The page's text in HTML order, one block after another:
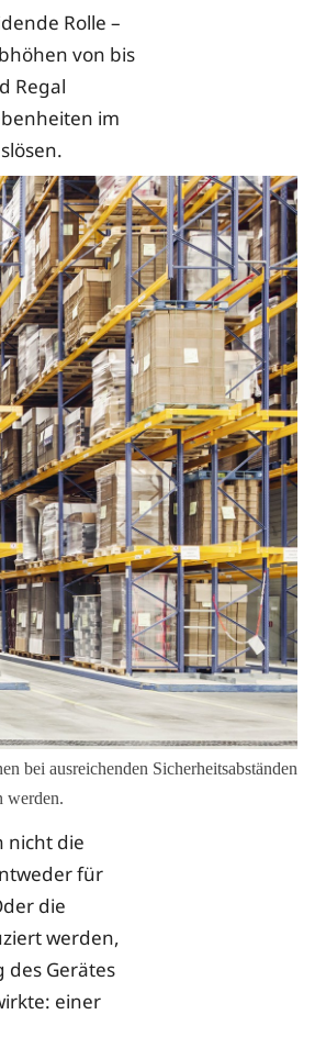
Rolle –
von bis
Regal
im
bei ausreichenden Sicherheitsabständen
werden.
nicht die
für
die
werden,
Gerätes
einer